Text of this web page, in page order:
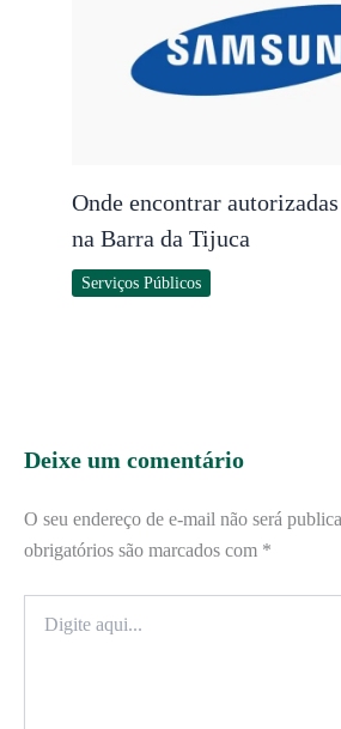
Onde encontrar
na Barra da Tijuca
Serviços Públicos
Deixe um comentário
O seu endereço de e-mail não será
obrigatórios são marcados com *
aqui...